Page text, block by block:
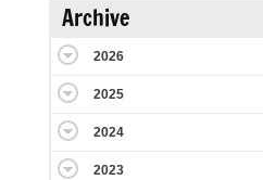
Archive
2026
2025
2024
2023